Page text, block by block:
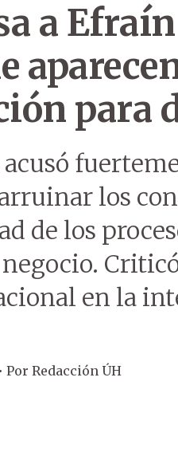
a
para
los
de los
en la
Por Redacción ÚH